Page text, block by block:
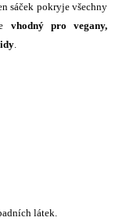
sáček pokryje všechny
vhodný pro vegany,
látek.